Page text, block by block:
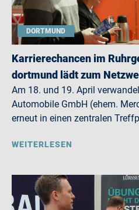
DORTMUND
Karrierechancen im
dortmund lädt zum
Am 18. und 19. April
Automobile GmbH (ehem.
erneut in einen zentralen
WEITERLESEN